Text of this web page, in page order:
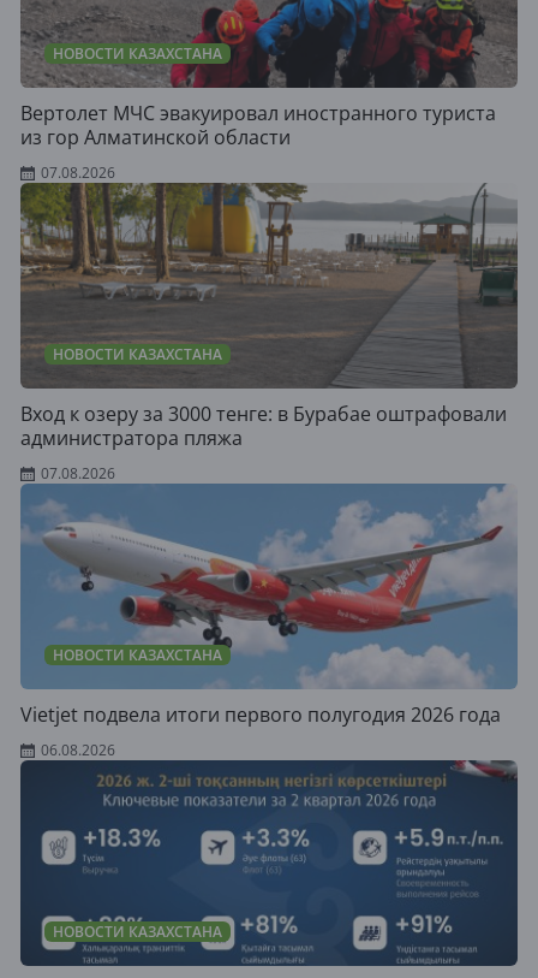
НОВОСТИ КАЗАХСТАНА
Вертолет МЧС эвакуировал иностранного туриста
из гор Алматинской области
07.08.2026
НОВОСТИ КАЗАХСТАНА
Вход к озеру за 3000 тенге: в Бурабае оштрафовали
администратора пляжа
07.08.2026
НОВОСТИ КАЗАХСТАНА
Vietjet подвела итоги первого полугодия 2026 года
06.08.2026
НОВОСТИ КАЗАХСТАНА